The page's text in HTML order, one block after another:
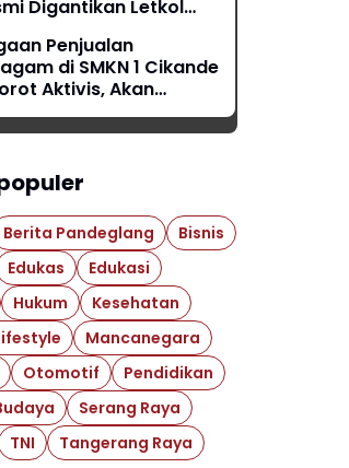
Digantikan Letkol
Penjualan
di SMKN 1 Cikande
Aktivis, Akan
ke Ombudsman
Berita Pandeglang
Bisnis
Edukas
Edukasi
Hukum
Kesehatan
Mancanegara
Otomotif
Pendidikan
Serang Raya
TNI
Tangerang Raya